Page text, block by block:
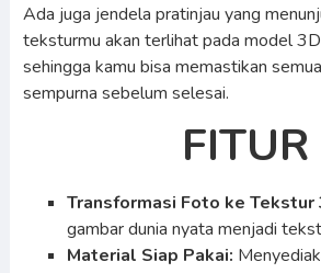
Ada juga jendela pratinjau yang
teksturmu akan terlihat pada model
sehingga kamu bisa memastikan
sempurna sebelum selesai.
FITUR
Transformasi Foto ke Tekstur
gambar dunia nyata menjadi
Material Siap Pakai: